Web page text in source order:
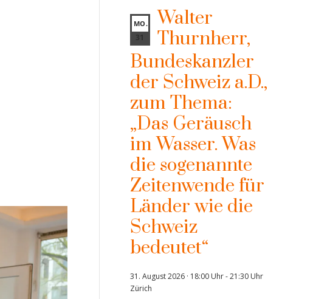
MO.
31
Walter
Thurnherr,
Bundeskanzler
der Schweiz a.D.,
zum Thema:
„Das Geräusch
im Wasser. Was
die sogenannte
Zeitenwende für
Länder wie die
Schweiz
bedeutet“
31. August 2026 · 18:00 Uhr-21:30 Uhr
Zürich